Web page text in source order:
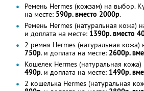
Ремень Hermes (кожзам) на выбор.
на месте: 590р. вместо 2000р.
Ремень Hermes (натуральная кожа)
и доплата на месте: 1390р. вместо
2 ремня Hermes (натуральная кожа)
750р. и доплата на месте: 2600р.
Кошелек Hermes (натуральная
490р. и доплата на месте: 1490р.
2 кошелька Hermes (натуральная